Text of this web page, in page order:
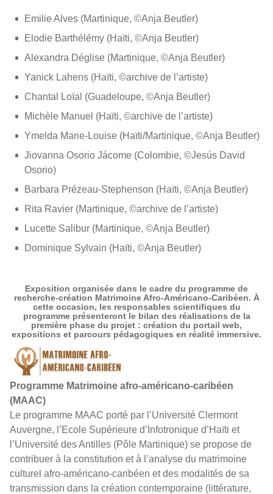
Emilie Alves (Martinique, ©Anja Beutler)
Elodie Barthélémy (Haïti, ©Anja Beutler)
Alexandra Déglise (Martinique, ©Anja Beutler)
Yanick Lahens (Haïti, ©archive de l’artiste)
Chantal Loïal (Guadeloupe, ©Anja Beutler)
Michèle Manuel (Haïti, ©archive de l’artiste)
Ymelda Marie-Louise (Haïti/Martinique, ©Anja Beutler)
Jiovanna Osorio Jácome (Colombie, ©Jesús David
Osorio)
Barbara Prézeau-Stephenson (Haïti, ©Anja Beutler)
Rita Ravier (Martinique, ©archive de l’artiste)
Lucette Salibur (Martinique, ©Anja Beutler)
Dominique Sylvain (Haïti, ©Anja Beutler)
Exposition organisée dans le cadre du programme de
recherche-création Matrimoine Afro-Américano-Caribéen. À
cette occasion, les responsables scientifiques du
programme présenteront le bilan des réalisations de la
première phase du projet : création du portail web,
expositions et parcours pédagogiques en réalité immersive.
Programme Matrimoine afro-américano-caribéen
(MAAC)
Le programme MAAC porté par l’Université Clermont
Auvergne, l’Ecole Supérieure d’Infotronique d’Haïti et
l’Université des Antilles (Pôle Martinique) se propose de
contribuer à la constitution et à l’analyse du matrimoine
culturel afro-américano-caribéen et des modalités de sa
transmission dans la création contemporaine (littérature,